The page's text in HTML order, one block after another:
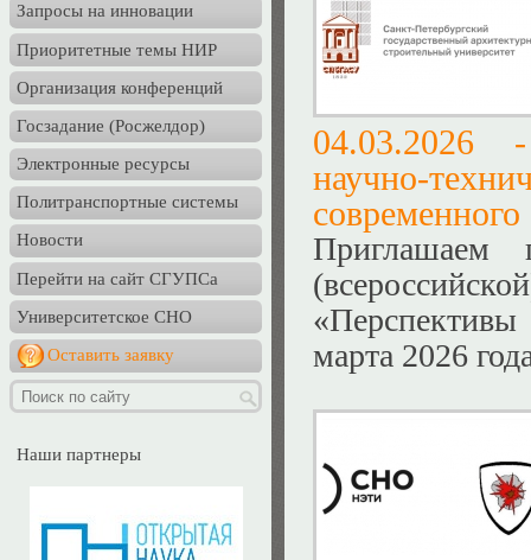
Запросы на инновации
Приоритетные темы НИР
Организация конференций
Госзадание (Росжелдор)
Электронные ресурсы
Политранспортные системы
Новости
Перейти на сайт СГУПСа
Университетское СНО
Оставить заявку
Наши партнеры
научно-
Приглашаем
марта 2026